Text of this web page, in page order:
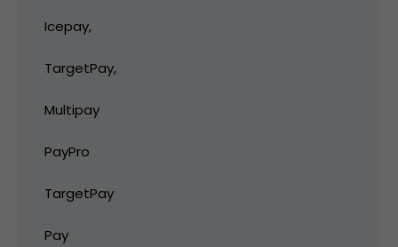
Icepay,
TargetPay,
Multipay
PayPro
TargetPay
Pay